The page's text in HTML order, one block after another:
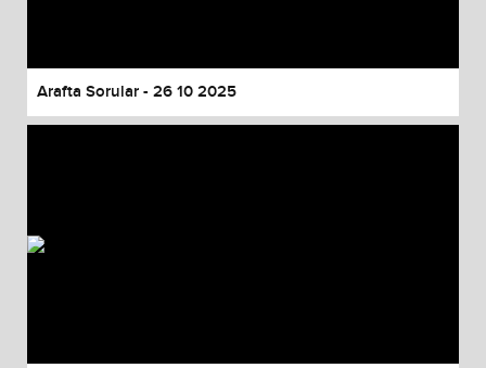
Arafta Sorular - 26 10 2025